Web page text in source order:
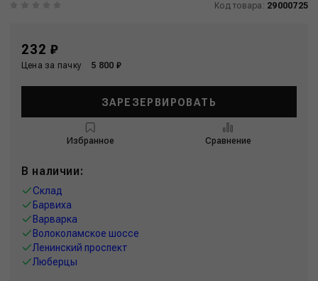
Код товара: 29000725
232 ₽
Цена за пачку 5 800 ₽
ЗАРЕЗЕРВИРОВАТЬ
Избранное Сравнение
В наличии:
Склад
Барвиха
Варварка
Волоколамское шоссе
Ленинский проспект
Люберцы